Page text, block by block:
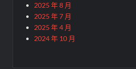
2025 年 8 月
2025 年 7 月
2025 年 4 月
2024 年 10 月